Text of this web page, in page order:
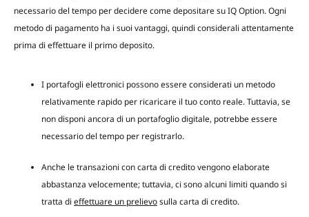
necessario del tempo per decidere come depositare su IQ Option. Ogni
metodo di pagamento ha i suoi vantaggi, quindi considerali attentamente
prima di effettuare il primo deposito.
I portafogli elettronici possono essere considerati un metodo
relativamente rapido per ricaricare il tuo conto reale. Tuttavia, se
non disponi ancora di un portafoglio digitale, potrebbe essere
necessario del tempo per registrarlo.
Anche le transazioni con carta di credito vengono elaborate
abbastanza velocemente; tuttavia, ci sono alcuni limiti quando si
tratta di effettuare un prelievosulla carta di credito.